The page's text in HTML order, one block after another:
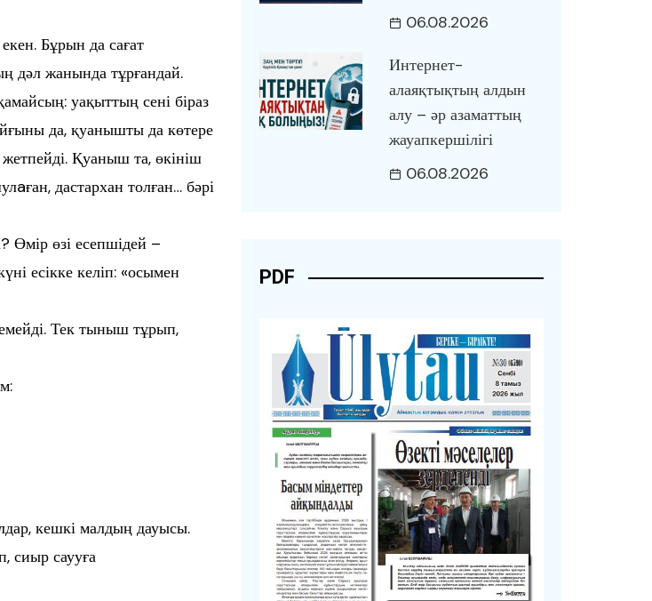
Бұрын да сағат
дәл жанында тұрғандай.
уақыттың сені біраз
да, қуанышты да көтере
жетпейді. Қуаныш та, өкініш
дастархан толған… бәрі
Өмір өзі есепшідей –
есікке келіп: «осымен
Тек тыныш тұрып,
кешкі малдың дауысы.
сиыр саууға
06.08.2026
Интернет-
алаяқтықтың алдын
алу – әр азаматтың
жауапкершілігі
06.08.2026
PDF